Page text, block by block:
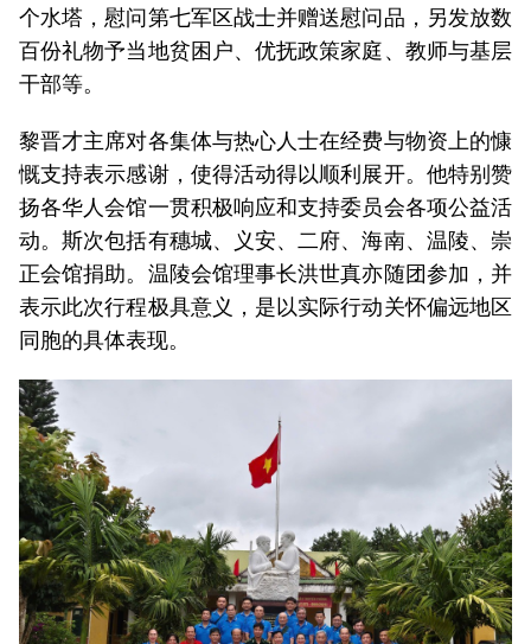
个水塔，慰问第七军区战士并赠送慰问品，另发放数
百份礼物予当地贫困户、优抚政策家庭、教师与基层
干部等。
黎晋才主席对各集体与热心人士在经费与物资上的慷
慨支持表示感谢，使得活动得以顺利展开。他特别赞
扬各华人会馆一贯积极响应和支持委员会各项公益活
动。斯次包括有穗城、义安、二府、海南、温陵、崇
正会馆捐助。温陵会馆理事长洪世真亦随团参加，并
表示此次行程极具意义，是以实际行动关怀偏远地区
同胞的具体表现。